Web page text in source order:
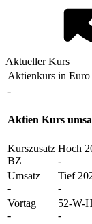
Aktueller Kurs
Aktienkurs in Euro
-
Aktien Kurs
Kurszusatz
BZ
Hoch
-
Umsatz
-
Tief
-
Vortag
-
52-W-
-